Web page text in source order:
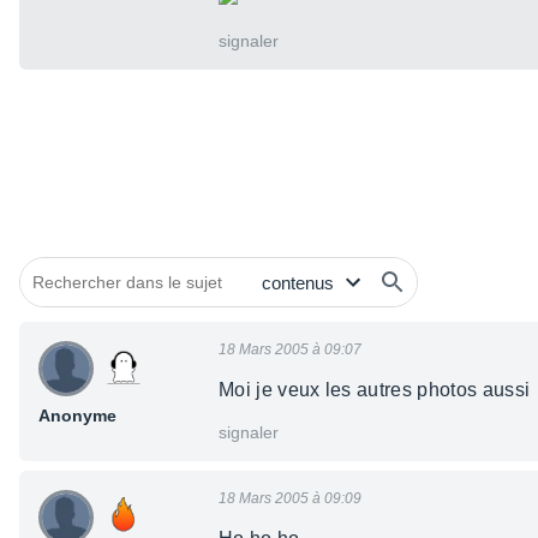
signaler
Anonyme
18 Mars 2005 à 09:07
Moi je veux les autres photos aussi
signaler
18 Mars 2005 à 09:09